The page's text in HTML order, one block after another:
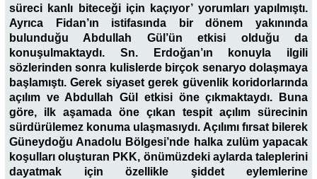
süreci kanlı biteceği için kaçıyor’ yorumları yapılmıştı.
Ayrıca Fidan’ın istifasında bir dönem yakınında
bulunduğu Abdullah Gül’ün etkisi olduğu da
konuşulmaktaydı. Sn. Erdoğan’ın konuyla ilgili
sözlerinden sonra kulislerde birçok senaryo dolaşmaya
başlamıştı. Gerek siyaset gerek güvenlik koridorlarında
açılım ve Abdullah Gül etkisi öne çıkmaktaydı. Buna
göre, ilk aşamada öne çıkan tespit açılım sürecinin
sürdürülemez konuma ulaşmasıydı. Açılımı fırsat bilerek
Güneydoğu Anadolu Bölgesi’nde halka zulüm yapacak
koşulları oluşturan PKK, önümüzdeki aylarda taleplerini
dayatmak için özellikle şiddet eylemlerine